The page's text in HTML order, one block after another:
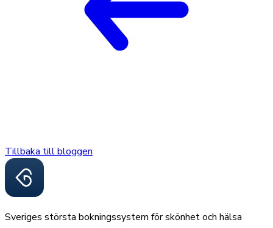
Tillbaka till bloggen
Sveriges största bokningssystem för skönhet och hälsa